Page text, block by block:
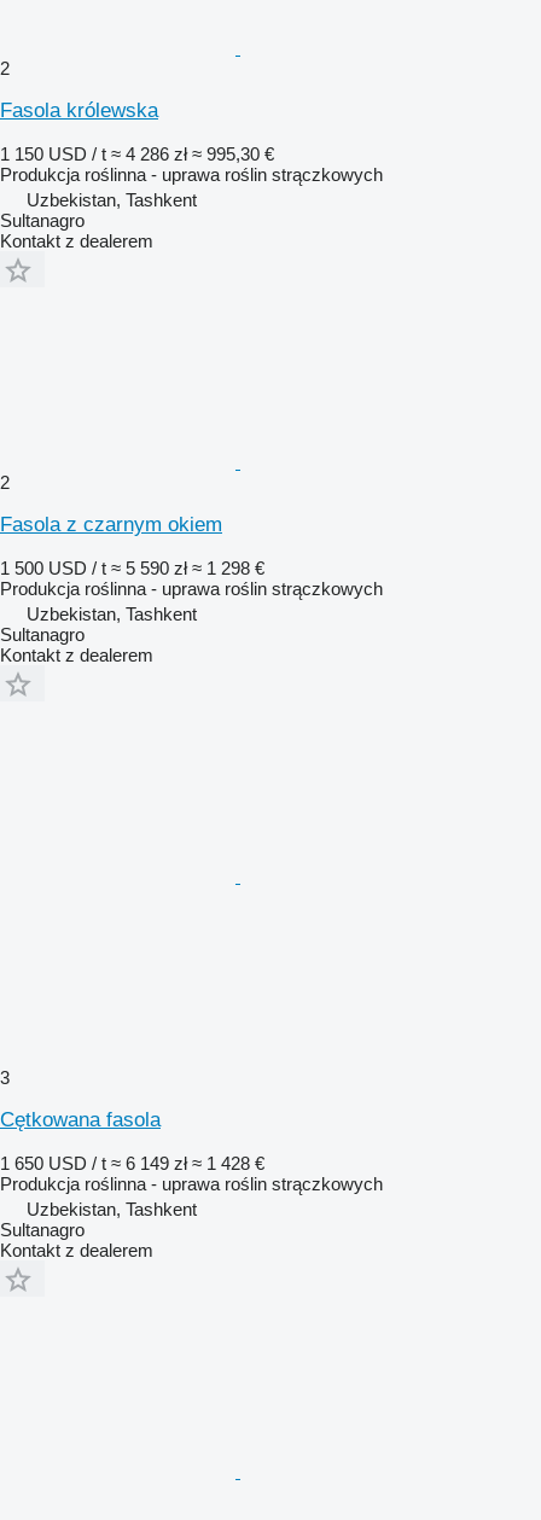
2
Fasola królewska
1 150 USD / t ≈ 4 286 zł ≈ 995,30 €
Produkcja roślinna - uprawa roślin strączkowych
Uzbekistan, Tashkent
Sultanagro
Kontakt z dealerem
2
Fasola z czarnym okiem
1 500 USD / t ≈ 5 590 zł ≈ 1 298 €
Produkcja roślinna - uprawa roślin strączkowych
Uzbekistan, Tashkent
Sultanagro
Kontakt z dealerem
3
Cętkowana fasola
1 650 USD / t ≈ 6 149 zł ≈ 1 428 €
Produkcja roślinna - uprawa roślin strączkowych
Uzbekistan, Tashkent
Sultanagro
Kontakt z dealerem